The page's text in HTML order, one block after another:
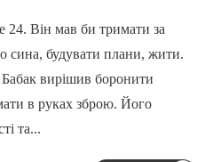
Він мав би тримати за
сина, будувати плани, жити.
вирішив боронити
в руках зброю. Його
та...